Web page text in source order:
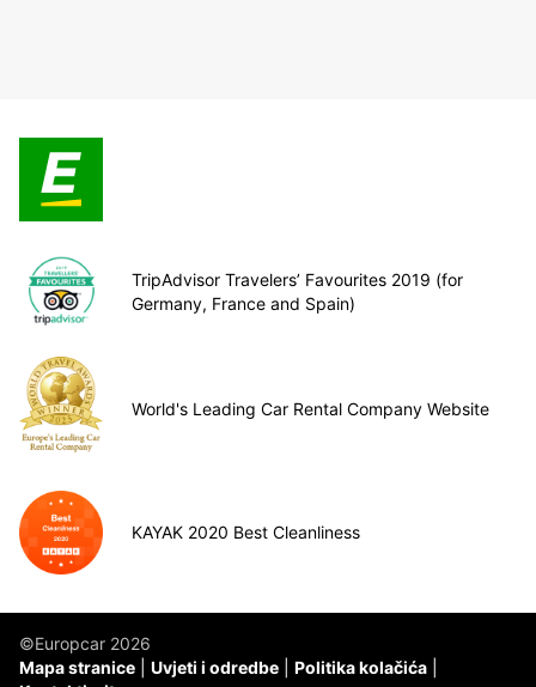
TripAdvisor Travelers’ Favourites 2019 (for
Germany, France and Spain)
World's Leading Car Rental Company Website
KAYAK 2020 Best Cleanliness
©Europcar 2026
Mapa stranice
Uvjeti i odredbe
Politika kolačića